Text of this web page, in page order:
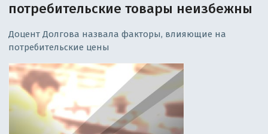
потребительские товары неизбежны
Доцент Долгова назвала факторы, влияющие на
потребительские цены